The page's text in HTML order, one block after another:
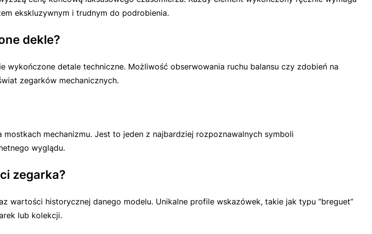
ekskluzywnym i trudnym do podrobienia.
dekle?
detale techniczne. Możliwość obserwowania ruchu balansu czy zdobień na
zegarków mechanicznych.
mechanizmu. Jest to jeden z najbardziej rozpoznawalnych symboli
wyglądu.
zegarka?
wartości historycznej danego modelu. Unikalne profile wskazówek, takie jak typu “breguet”
lub kolekcji.